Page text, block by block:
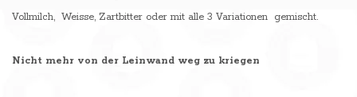
Vollmilch, Weisse, Zartbitter oder mit alle 3 Variationen gemischt.
Nicht mehr von der Leinwand weg zu kriegen